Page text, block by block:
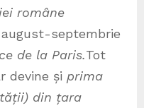
române
septembrie
de la Paris.Tot
devine și prima
din țara